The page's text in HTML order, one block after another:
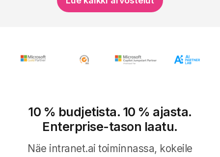
10 % budjetista. 10 % ajasta.
Enterprise-tason laatu.
Näe intranet.ai toiminnassa, kokeile